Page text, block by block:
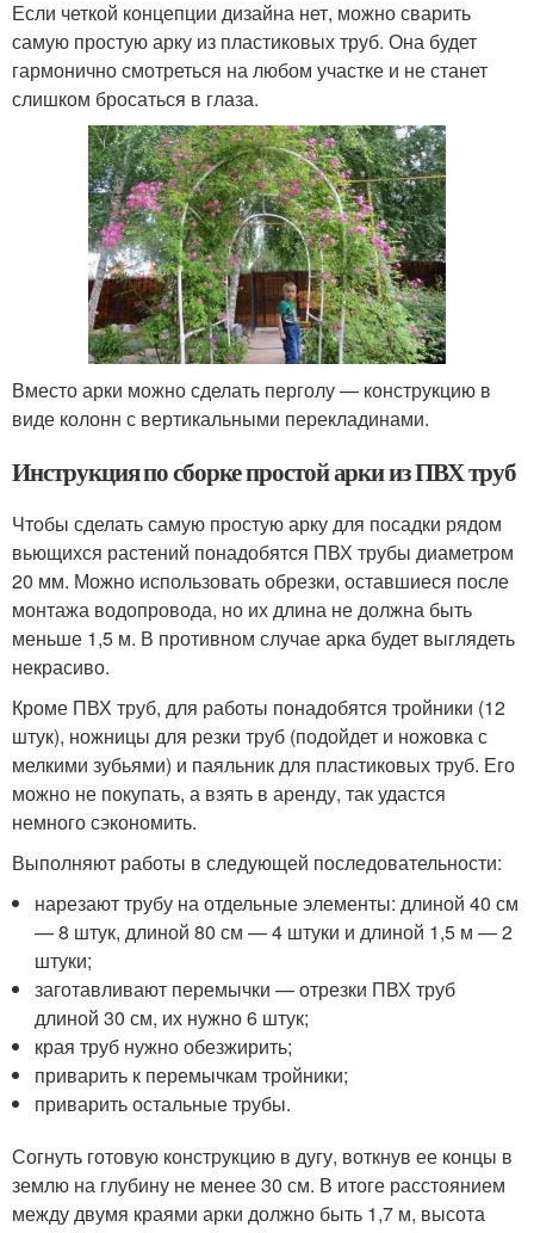
Если четкой концепции дизайна нет, можно сварить
самую простую арку из пластиковых труб. Она будет
гармонично смотреться на любом участке и не станет
слишком бросаться в глаза.
Вместо арки можно сделать перголу — конструкцию в
виде колонн с вертикальными перекладинами.
Инструкция по сборке простой арки из ПВХ труб
Чтобы сделать самую простую арку для посадки рядом
вьющихся растений понадобятся ПВХ трубы диаметром
20 мм. Можно использовать обрезки, оставшиеся после
монтажа водопровода, но их длина не должна быть
меньше 1,5 м. В противном случае арка будет выглядеть
некрасиво.
Кроме ПВХ труб, для работы понадобятся тройники (12
штук), ножницы для резки труб (подойдет и ножовка с
мелкими зубьями) и паяльник для пластиковых труб. Его
можно не покупать, а взять в аренду, так удастся
немного сэкономить.
Выполняют работы в следующей последовательности:
нарезают трубу на отдельные элементы: длиной 40 см
— 8 штук, длиной 80 см — 4 штуки и длиной 1,5 м — 2
штуки;
заготавливают перемычки — отрезки ПВХ труб
длиной 30 см, их нужно 6 штук;
края труб нужно обезжирить;
приварить к перемычкам тройники;
приварить остальные трубы.
Согнуть готовую конструкцию в дугу, воткнув ее концы в
землю на глубину не менее 30 см. В итоге расстоянием
между двумя краями арки должно быть 1,7 м, высота